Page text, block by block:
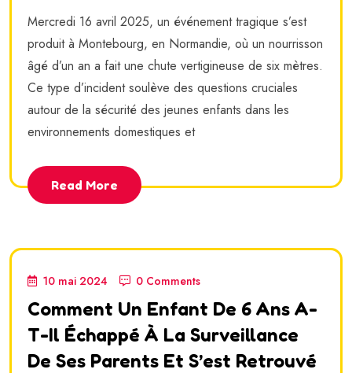
Mercredi 16 avril 2025, un événement tragique s’est
produit à Montebourg, en Normandie, où un nourrisson
âgé d’un an a fait une chute vertigineuse de six mètres.
Ce type d’incident soulève des questions cruciales
autour de la sécurité des jeunes enfants dans les
environnements domestiques et
Read More
10 mai 2024 0 Comments
Comment Un Enfant De 6 Ans A-
T-Il Échappé À La Surveillance
De Ses Parents Et S’est Retrouvé